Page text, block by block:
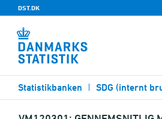
DST.DK
Statistikbanken SDG (internt